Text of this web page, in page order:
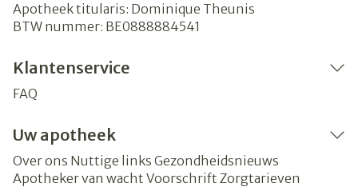
Apotheek titularis: Dominique Theunis
BTW nummer: BE0888884541
Klantenservice
FAQ
Uw apotheek
Over ons Nuttige links Gezondheidsnieuws
Apotheker van wacht Voorschrift Zorgtarieven